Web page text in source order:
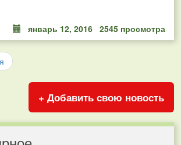
январь 12, 2016 2545 просмотра
+ Добавить свою новость